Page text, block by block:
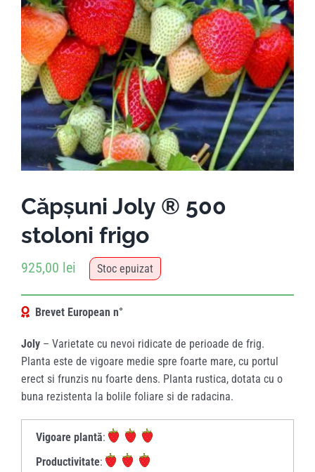
Căpșuni Joly ® 500
stoloni frigo
925,00 lei Stoc epuizat
Brevet European n°
Joly – Varietate cu nevoi ridicate de perioade de frig.
Planta este de vigoare medie spre foarte mare, cu portul
erect si frunzis nu foarte dens. Planta rustica, dotata cu o
buna rezistenta la bolile foliare si de radacina.
Vigoare plantă:
Productivitate: